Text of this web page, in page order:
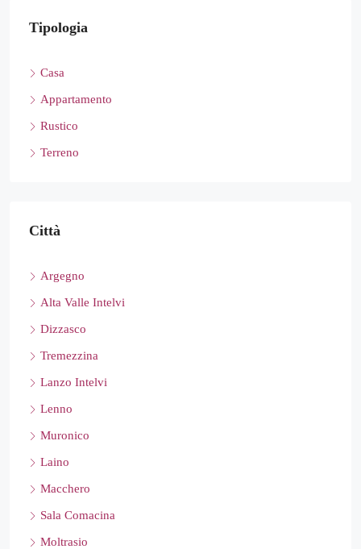
Tipologia
Casa
Appartamento
Rustico
Terreno
Città
Argegno
Alta Valle Intelvi
Dizzasco
Tremezzina
Lanzo Intelvi
Lenno
Muronico
Laino
Macchero
Sala Comacina
Moltrasio